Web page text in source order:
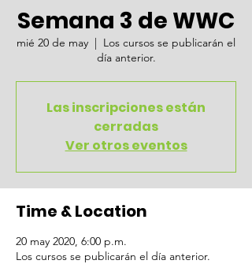
Semana 3 de WWC
mié 20 de may
  |
Los cursos se publicarán el
día anterior.
Las inscripciones están
cerradas
Ver otros eventos
Time & Location
20 may 2020, 6:00 p.m.
Los cursos se publicarán el día anterior.